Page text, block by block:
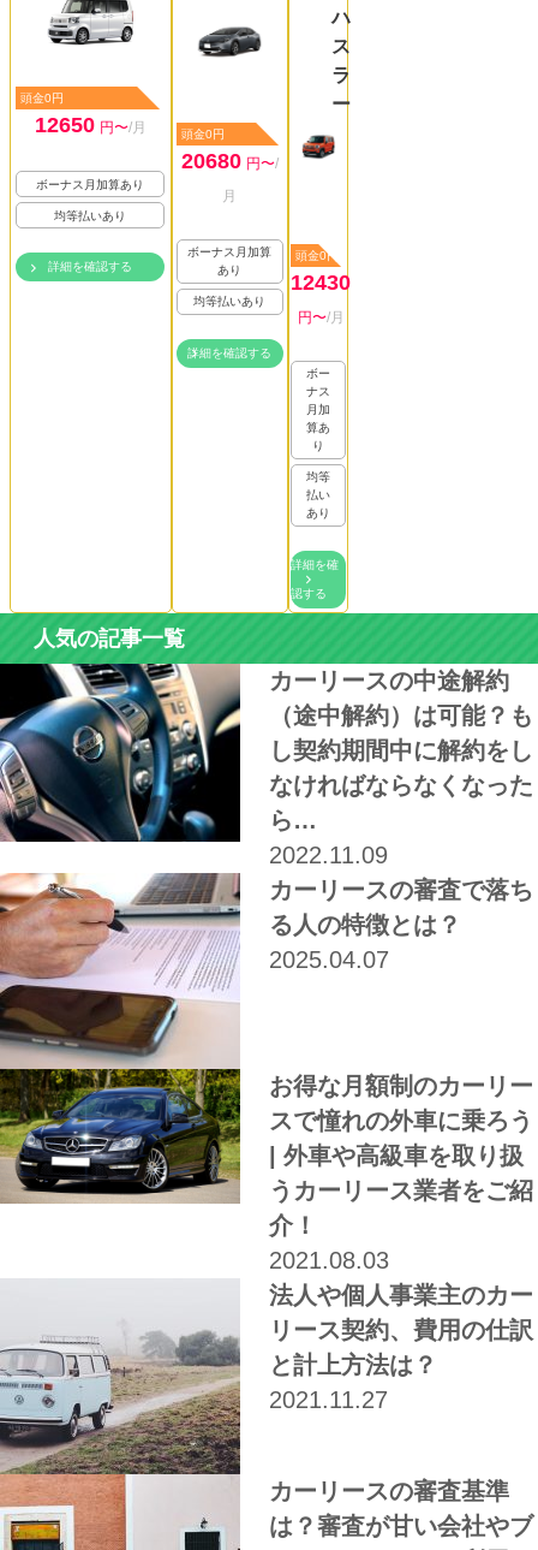
頭金0円
12650 円〜/月
ボーナス月加算あり
均等払いあり
詳細を確認する
頭金0円
20680 円〜/
月
ボーナス月加算
あり
均等払いあり
詳細を確認する
ハ
ス
ラ
ー
頭金0円
12430
円〜/月
ボー
ナス
月加
算あ
り
均等
払い
あり
詳細を確
認する
人気の記事一覧
カーリースの中途解約
（途中解約）は可能？も
し契約期間中に解約をし
なければならなくなった
ら…
2022.11.09
カーリースの審査で落ち
る人の特徴とは？
2025.04.07
お得な月額制のカーリー
スで憧れの外車に乗ろう
| 外車や高級車を取り扱
うカーリース業者をご紹
介！
2021.08.03
法人や個人事業主のカー
リース契約、費用の仕訳
と計上方法は？
2021.11.27
カーリースの審査基準
は？審査が甘い会社やブ